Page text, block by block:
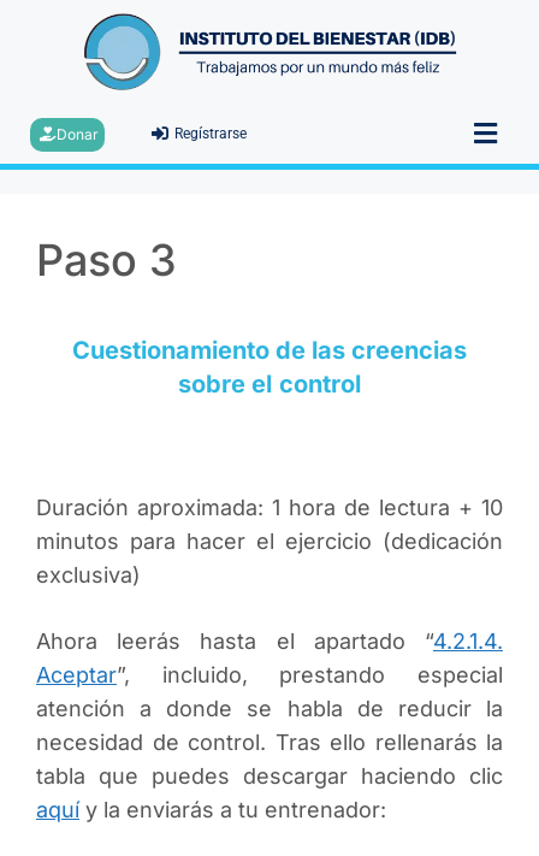
Donar Regístrarse
Paso 3
Cuestionamiento de las creencias
sobre el control
Duración aproximada: 1 hora de lectura + 10
minutos para hacer el ejercicio (dedicación
exclusiva)
Ahora leerás hasta el apartado “4.2.1.4.
Aceptar”, incluido, prestando especial
atención a donde se habla de reducir la
necesidad de control. Tras ello rellenarás la
tabla que puedes descargar haciendo clic
aquíy la enviarás a tu entrenador: